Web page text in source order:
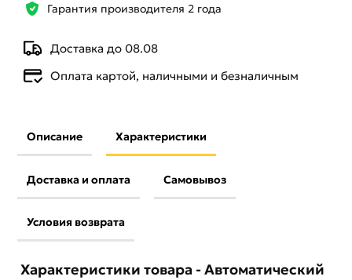
Гарантия производителя 2 года
Доставка до 08.08
Оплата картой, наличными и безналичным
Описание Характеристики
Доставка и оплата Самовывоз
Условия возврата
Характеристики товара - Автоматический